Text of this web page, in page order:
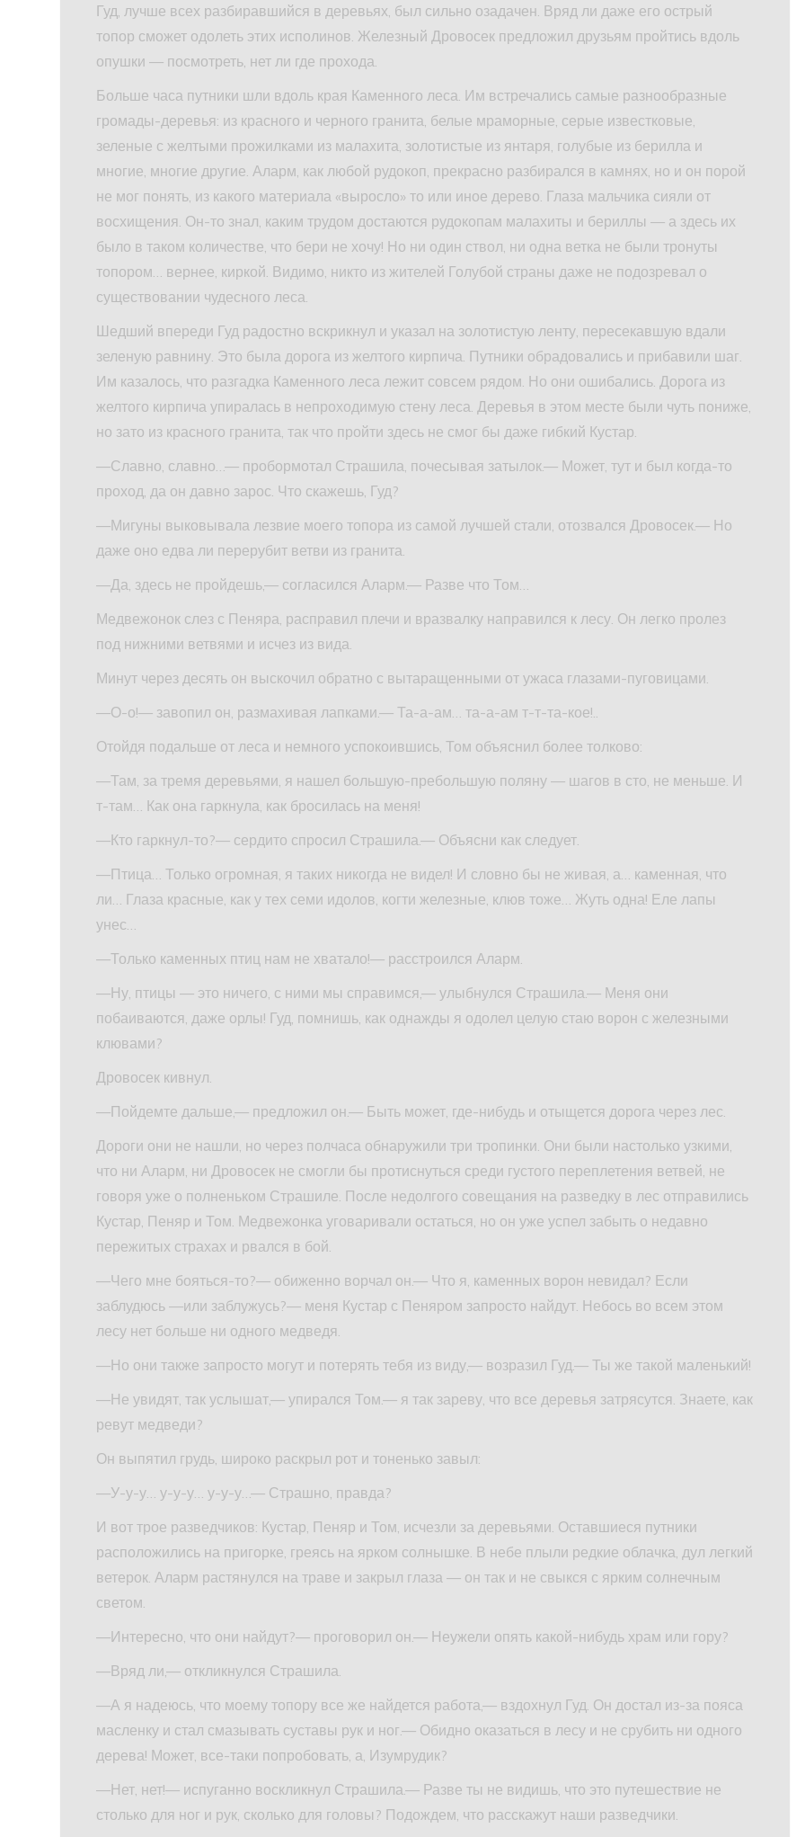
Гуд, лучше всех разбиравшийся в деревьях, был сильно озадачен. Вряд ли даже его острый
топор сможет одолеть этих исполинов. Железный Дровосек предложил друзьям пройтись вдоль
опушки — посмотреть, нет ли где прохода.
Больше часа путники шли вдоль края Каменного леса. Им встречались самые разнообразные
громады-деревья: из красного и черного гранита, белые мраморные, серые известковые,
зеленые с желтыми прожилками из малахита, золотистые из янтаря, голубые из берилла и
многие, многие другие. Аларм, как любой рудокоп, прекрасно разбирался в камнях, но и он порой
не мог понять, из какого материала «выросло» то или иное дерево. Глаза мальчика сияли от
восхищения. Он-то знал, каким трудом достаются рудокопам малахиты и бериллы — а здесь их
было в таком количестве, что бери не хочу! Но ни один ствол, ни одна ветка не были тронуты
топором… вернее, киркой. Видимо, никто из жителей Голубой страны даже не подозревал о
существовании чудесного леса.
Шедший впереди Гуд радостно вскрикнул и указал на золотистую ленту, пересекавшую вдали
зеленую равнину. Это была дорога из желтого кирпича. Путники обрадовались и прибавили шаг.
Им казалось, что разгадка Каменного леса лежит совсем рядом. Но они ошибались. Дорога из
желтого кирпича упиралась в непроходимую стену леса. Деревья в этом месте были чуть пониже,
но зато из красного гранита, так что пройти здесь не смог бы даже гибкий Кустар.
—Славно, славно…— пробормотал Страшила, почесывая затылок.— Может, тут и был когда-то
проход, да он давно зарос. Что скажешь, Гуд?
—Мигуны выковывала лезвие моего топора из самой лучшей стали, отозвался Дровосек.— Но
даже оно едва ли перерубит ветви из гранита.
—Да, здесь не пройдешь,— согласился Аларм.— Разве что Том…
Медвежонок слез с Пеняра, расправил плечи и вразвалку направился к лесу. Он легко пролез
под нижними ветвями и исчез из вида.
Минут через десять он выскочил обратно с вытаращенными от ужаса глазами-пуговицами.
—О-о!— завопил он, размахивая лапками.— Та-а-ам… та-а-ам т-т-та-кое!..
Отойдя подальше от леса и немного успокоившись, Том объяснил более толково:
—Там, за тремя деревьями, я нашел большую-пребольшую поляну — шагов в сто, не меньше. И
т-там… Как она гаркнула, как бросилась на меня!
—Кто гаркнул-то?— сердито спросил Страшила.— Объясни как следует.
—Птица… Только огромная, я таких никогда не видел! И словно бы не живая, а… каменная, что
ли… Глаза красные, как у тех семи идолов, когти железные, клюв тоже… Жуть одна! Еле лапы
унес…
—Только каменных птиц нам не хватало!— расстроился Аларм.
—Ну, птицы — это ничего, с ними мы справимся,— улыбнулся Страшила.— Меня они
побаиваются, даже орлы! Гуд, помнишь, как однажды я одолел целую стаю ворон с железными
клювами?
Дровосек кивнул.
—Пойдемте дальше,— предложил он.— Быть может, где-нибудь и отыщется дорога через лес.
Дороги они не нашли, но через полчаса обнаружили три тропинки. Они были настолько узкими,
что ни Аларм, ни Дровосек не смогли бы протиснуться среди густого переплетения ветвей, не
говоря уже о полненьком Страшиле. После недолгого совещания на разведку в лес отправились
Кустар, Пеняр и Том. Медвежонка уговаривали остаться, но он уже успел забыть о недавно
пережитых страхах и рвался в бой.
—Чего мне бояться-то?— обиженно ворчал он.— Что я, каменных ворон невидал? Если
заблудюсь —или заблужусь?— меня Кустар с Пеняром запросто найдут. Небось во всем этом
лесу нет больше ни одного медведя.
—Но они также запросто могут и потерять тебя из виду,— возразил Гуд.— Ты же такой маленький!
—Не увидят, так услышат,— упирался Том.— я так зареву, что все деревья затрясутся. Знаете, как
ревут медведи?
Он выпятил грудь, широко раскрыл рот и тоненько завыл:
—У-у-у… у-у-у… у-у-у…— Страшно, правда?
И вот трое разведчиков: Кустар, Пеняр и Том, исчезли за деревьями. Оставшиеся путники
расположились на пригорке, греясь на ярком солнышке. В небе плыли редкие облачка, дул легкий
ветерок. Аларм растянулся на траве и закрыл глаза — он так и не свыкся с ярким солнечным
светом.
—Интересно, что они найдут?— проговорил он.— Неужели опять какой-нибудь храм или гору?
—Вряд ли,— откликнулся Страшила.
—А я надеюсь, что моему топору все же найдется работа,— вздохнул Гуд. Он достал из-за пояса
масленку и стал смазывать суставы рук и ног.— Обидно оказаться в лесу и не срубить ни одного
дерева! Может, все-таки попробовать, а, Изумрудик?
—Нет, нет!— испуганно воскликнул Страшила.— Разве ты не видишь, что это путешествие не
столько для ног и рук, сколько для головы? Подождем, что расскажут наши разведчики.